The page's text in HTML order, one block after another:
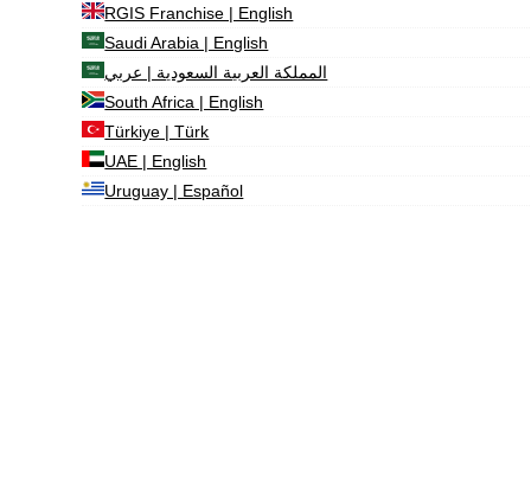
RGIS Franchise | English
Saudi Arabia | English
المملكة العربية السعودية | عربي
South Africa | English
Türkiye | Türk
UAE | English
Uruguay | Español